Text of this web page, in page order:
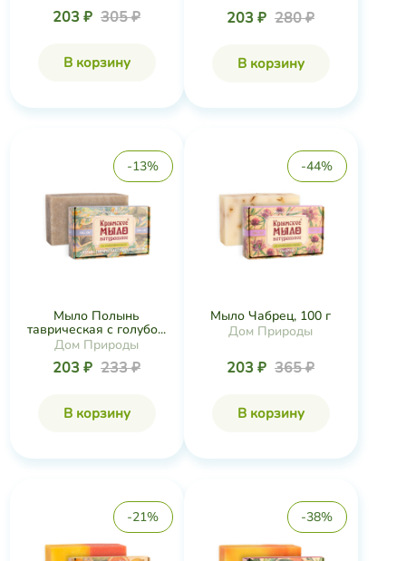
203 ₽ 305 ₽
В корзину
203 ₽ 280 ₽
В корзину
-13%
Мыло Полынь
таврическая с голубо...
Дом Природы
203 ₽ 233 ₽
В корзину
-44%
Мыло Чабрец, 100 г
Дом Природы
203 ₽ 365 ₽
В корзину
-21% -38%